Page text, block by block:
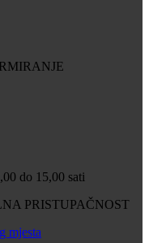
do 15,00 sati
PRISTUPAČNOST
mjesta